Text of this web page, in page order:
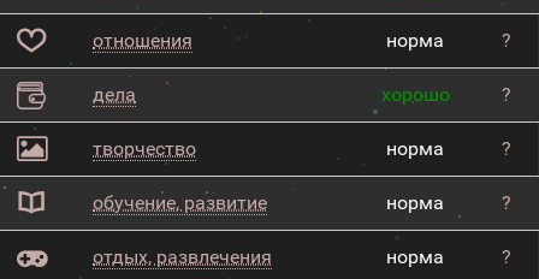
отношения норма ?
дела хорошо ?
творчество норма ?
обучение, развитие норма ?
отдых, развлечения норма ?